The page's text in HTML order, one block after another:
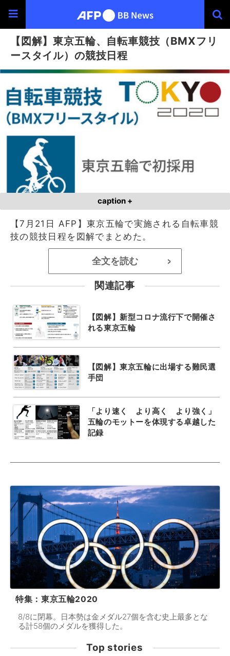
【図解】東京五輪、自転車競技（BMXフリ
ースタイル）の競技日程
caption +
【7月21日 AFP】東京五輪で実施される自転車競
技の競技日程を図解でまとめた。
全文を読む >
関連記事
【図解】新型コロナ流行下で開催さ
れる東京五輪
【図解】東京五輪に出場する難民選
手団
「より速く より高く より強く」
五輪のモットーを体現する卓越した
記録
特集：東京五輪2020
8/8に閉幕。日本勢は金メダル27個を含む史上最多とな
る計58個のメダルを獲得した。
Top stories